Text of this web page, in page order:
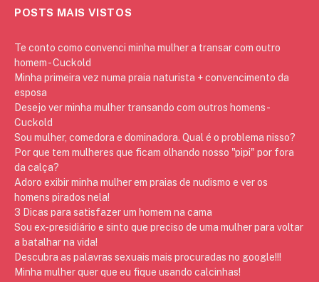
POSTS MAIS VISTOS
Te conto como convenci minha mulher a transar com outro
homem - Cuckold
Minha primeira vez numa praia naturista + convencimento da
esposa
Desejo ver minha mulher transando com outros homens -
Cuckold
Sou mulher, comedora e dominadora. Qual é o problema nisso?
Por que tem mulheres que ficam olhando nosso "pipi" por fora
da calça?
Adoro exibir minha mulher em praias de nudismo e ver os
homens pirados nela!
3 Dicas para satisfazer um homem na cama
Sou ex-presidiário e sinto que preciso de uma mulher para voltar
a batalhar na vida!
Descubra as palavras sexuais mais procuradas no google!!!
Minha mulher quer que eu fique usando calcinhas!